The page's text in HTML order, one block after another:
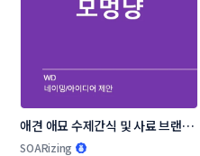
애견 애묘 수제간식 및 사료 브랜드
작명부탁드립니다.
SOARizing